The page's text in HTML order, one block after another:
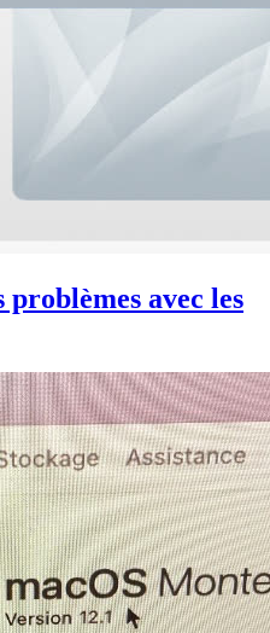
problèmes avec les